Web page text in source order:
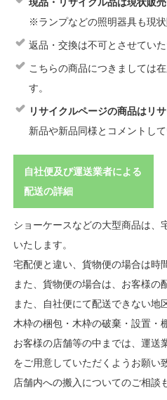
※ランプなどの照明器具も現
返品・交換は不可とさせていた
こちらの商品につきましては
す。
リサイクルページの商品はリ
新品や新品同様とコメントし
自社便及び運送業者による
配送の詳細
ショーケースなどの大型商品は、
いたします。
宅配便と違い、貨物便の場合は時
また、貨物便の場合は、お客様の
また、自社便にて配送できない地
木枠の梱包・木枠の破棄・設置・
お客様の店舗等の中までは、運送
をご用意していただくようお願い
店舗内への搬入についてのご相談